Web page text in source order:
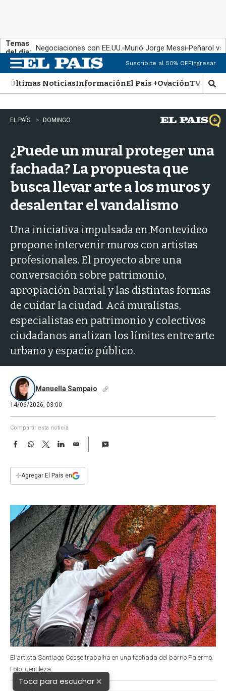
Temas
del día: Negociaciones con EE.UU. Murió Jorge Messi Peñarol
n
u
Suscribite al 50% OFFIngresar
Últimas NoticiasInformaciónEl País +OvaciónTV Show
M
o
s
t
r
r
b
EL PAÍS DOMINGO
¿Puede un mural proteger una
fachada? La propuesta que
busca llevar arte a los muros y
desalentar el vandalismo
Una iniciativa impulsada en Montevideo
propone intervenir muros con artistas
profesionales. El proyecto abre una
conversación sobre patrimonio,
apropiación barrial y las distintas formas
de cuidar la ciudad. Acá muralistas,
especialistas en patrimonio y colectivos
ciudadanos analizan los límites entre arte
urbano y espacio público.
Manuella Sampaio
14/06/2026, 03:00
Compartir esta noticia
F
e
b
k
W
s
p
T
w
t
L
n
E
i
l
+Agregar El País en
El artista Santiago Cosse trabalha en una fachada del barrio Palermo.
Foto: gentileza
Toca para escuchar×